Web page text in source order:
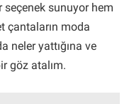
seçenek sunuyor hem
çantaların moda
neler yattığına ve
göz atalım.